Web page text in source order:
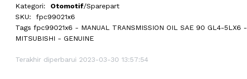
Kategori:
Otomotif/Sparepart
SKU:
fpc99021x6
Tags fpc99021x6 - MANUAL TRANSMISSION OIL SAE 90 GL4-5LX6 -
MITSUBISHI - GENUINE
Terakhir diperbarui 2023-03-30 13:57:54